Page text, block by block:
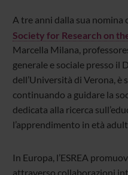
A tre anni dalla sua nomina
Society for Research on
Marcella Milana,
generale e sociale presso il
dell’Università di Verona, è
continuando a guidare la
dedicata alla ricerca
l’apprendimento in età
In Europa, l’ESREA
attraverso collaborazioni